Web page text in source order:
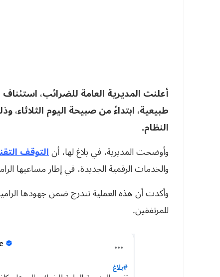
أعلنت المديرية العامة للضرائب،
طبيعية، ابتداءً من صبيحة اليوم الثلاثاء،
النظام.
وأوضحت المديرية، في بلاغ لها، أنالتوقف
والخدمات الرقمية الجديدة، في إطار مساعيها
وأكدت أن هذه العملية تندرج ضمن جهودها
للمرتفقين.